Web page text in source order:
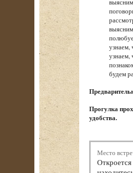
узнаем,
будем
Прогулка
удобства.
Место